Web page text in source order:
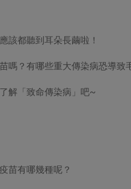
該都聽到耳朵長繭啦！
嗎？有哪些重大傳染病恐導致
解「致命傳染病」吧~
苗有哪幾種呢？